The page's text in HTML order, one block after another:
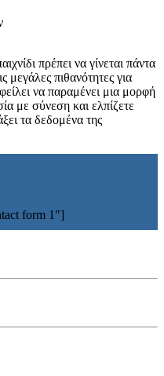
πρέπει να γίνεται πάντα
μεγάλες πιθανότητες για
να παραμένει μια μορφή
με σύνεση και ελπίζετε
τα δεδομένα της
form 1"]